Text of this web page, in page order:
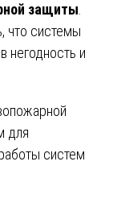
защиты.
что системы
негодность и
для
систем